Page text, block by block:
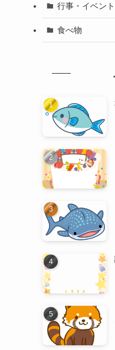
行事・イベント
食べ物